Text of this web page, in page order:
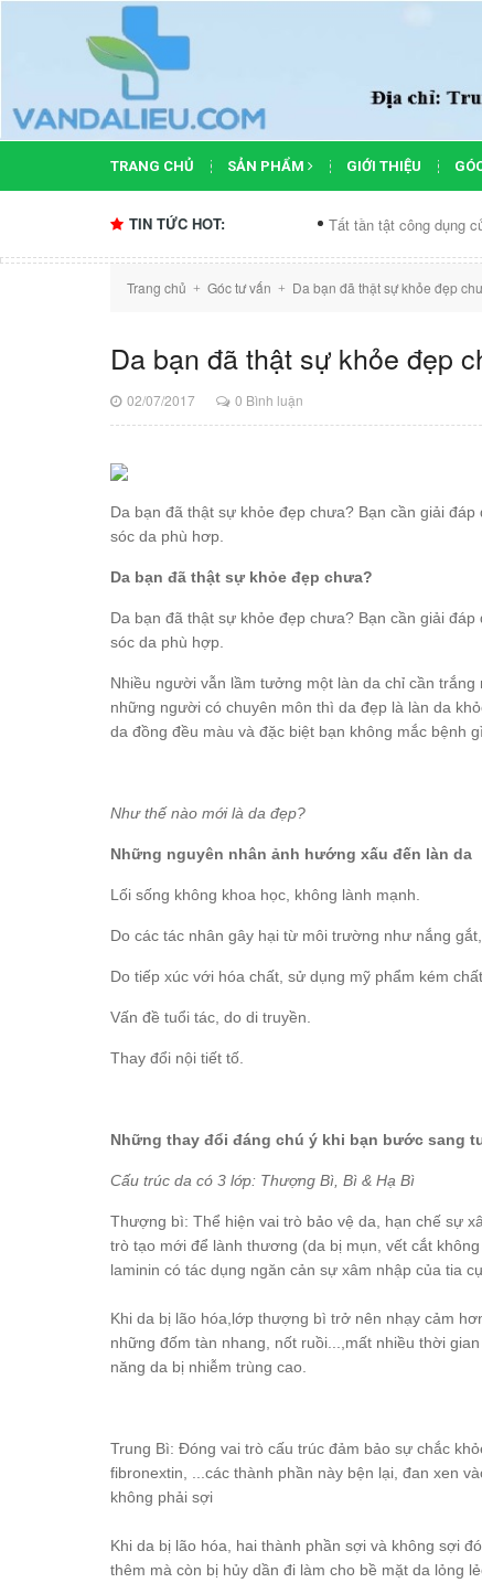
TRANG CHỦ SẢN PHẨM GIỚI THIỆU
TIN TỨC HOT: Tất tần tật công dụng của xịt
Trang chủ + Góc tư vấn + Da bạn đã thật sự khỏe đẹp
Da bạn đã thật sự khỏe đẹp
02/07/2017 0 Bình luận
Da bạn đã thật sự khỏe đẹp chưa? Bạn cần giải
sóc da phù hơp.
Da bạn đã thật sự khỏe đẹp chưa?
Da bạn đã thật sự khỏe đẹp chưa? Bạn cần giải
sóc da phù hợp.
Nhiều người vẫn lầm tưởng một làn da chỉ cần
những người có chuyên môn thì da đẹp là làn da
da đồng đều màu và đặc biệt bạn không mắc bệnh
Như thế nào mới là da đẹp?
Những nguyên nhân ảnh hướng xấu đến làn da
Lối sống không khoa học, không lành mạnh.
Do các tác nhân gây hại từ môi trường như nắng
Do tiếp xúc với hóa chất, sử dụng mỹ phẩm kém
Vấn đề tuổi tác, do di truyền.
Thay đổi nội tiết tố.
Những thay đổi đáng chú ý khi bạn bước sang
Cấu trúc da có 3 lớp: Thượng Bì, Bì & Hạ Bì
Thượng bì: Thể hiện vai trò bảo vệ da, hạn chế sự
trò tạo mới để lành thương (da bị mụn, vết cắt
laminin có tác dụng ngăn cản sự xâm nhập của tia
Khi da bị lão hóa,lớp thượng bì trở nên nhạy cảm
những đốm tàn nhang, nốt ruồi...,mất nhiều thời
năng da bị nhiễm trùng cao.
Trung Bì: Đóng vai trò cấu trúc đảm bảo sự chắc
fibronextin, ...các thành phần này bện lại, đan xen
không phải sợi
Khi da bị lão hóa, hai thành phần sợi và không sợi
thêm mà còn bị hủy dần đi làm cho bề mặt da lỏng